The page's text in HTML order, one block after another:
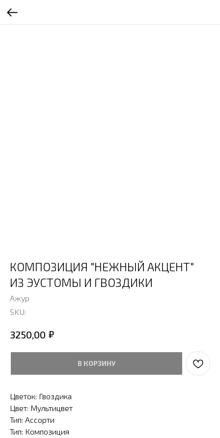
КОМПОЗИЦИЯ "НЕЖНЫЙ АКЦЕНТ"
ИЗ ЭУСТОМЫ И ГВОЗДИКИ
Ажур
SKU:
3250,00 ₽
В КОРЗИНУ
Цветок: Гвоздика
Цвет: Мультицвет
Тип: Ассорти
Тип: Композиция